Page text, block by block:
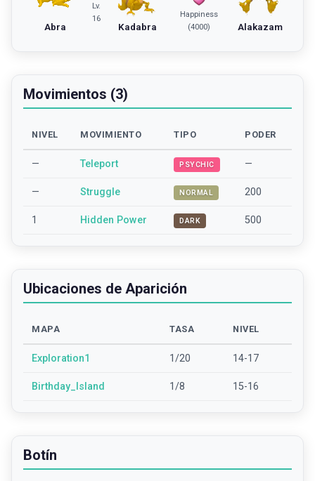
Abra
Lv.
16
Kadabra
Happiness
(4000)
Alakazam
Movimientos (3)
NIVEL MOVIMIENTO TIPO PODER
— Teleport PSYCHIC —
— Struggle NORMAL 200
1 Hidden Power DARK 500
Ubicaciones de Aparición
MAPA TASA NIVEL
Exploration1 1/20 14-17
Birthday_Island 1/8 15-16
Botín